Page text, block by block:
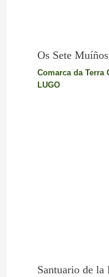
Os Sete Muíños
Comarca da Terra
LUGO
Santuario de la